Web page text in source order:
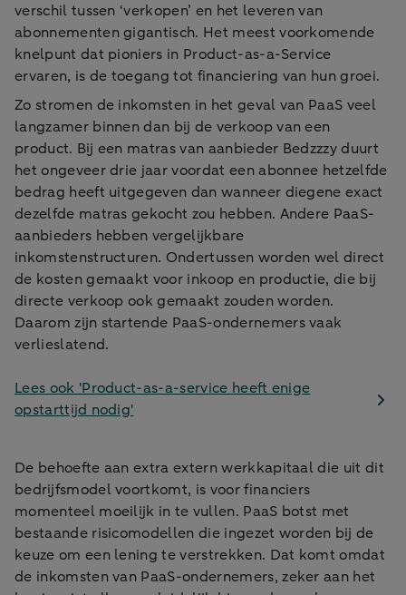
verschil tussen ‘verkopen’ en het leveren van
abonnementen gigantisch. Het meest voorkomende
knelpunt dat pioniers in Product-as-a-Service
ervaren, is de toegang tot financiering van hun groei.
Zo stromen de inkomsten in het geval van PaaS veel
langzamer binnen dan bij de verkoop van een
product. Bij een matras van aanbieder Bedzzzy duurt
het ongeveer drie jaar voordat een abonnee hetzelfde
bedrag heeft uitgegeven dan wanneer diegene exact
dezelfde matras gekocht zou hebben. Andere PaaS-
aanbieders hebben vergelijkbare
inkomstenstructuren. Ondertussen worden wel direct
de kosten gemaakt voor inkoop en productie, die bij
directe verkoop ook gemaakt zouden worden.
Daarom zijn startende PaaS-ondernemers vaak
verlieslatend.
Lees ook 'Product-as-a-service heeft enige
opstarttijd nodig'
De behoefte aan extra extern werkkapitaal die uit dit
bedrijfsmodel voortkomt, is voor financiers
momenteel moeilijk in te vullen. PaaS botst met
bestaande risicomodellen die ingezet worden bij de
keuze om een lening te verstrekken. Dat komt omdat
de inkomsten van PaaS-ondernemers, zeker aan het